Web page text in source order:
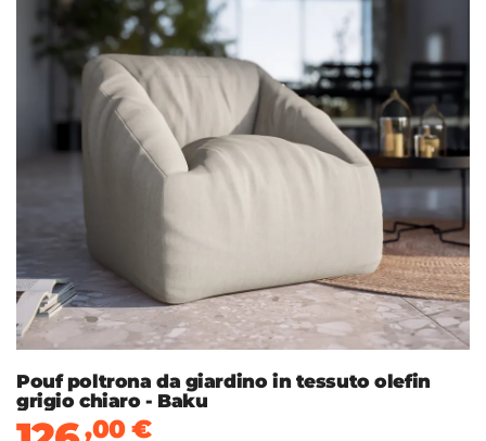
Pouf poltrona da giardino in tessuto olefin
grigio chiaro - Baku
,00€